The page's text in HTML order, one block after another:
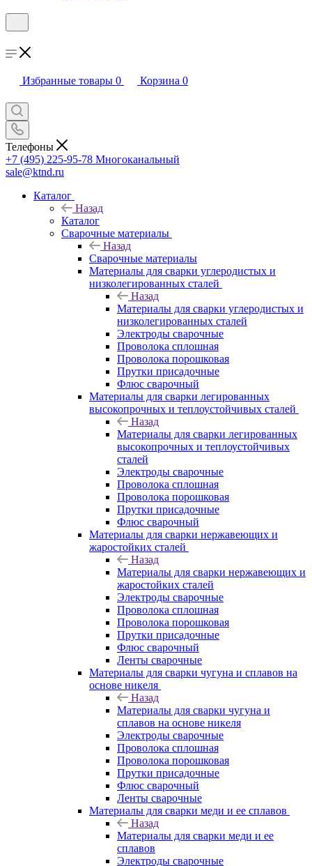
Избранные товары 0 Корзина 0
Телефоны
+7 (495) 225-95-78 Многоканальный
sale@ktnd.ru
Каталог
Назад
Каталог
Сварочные материалы
Назад
Сварочные материалы
Материалы для сварки углеродистых и
низколегированных сталей
Назад
Материалы для сварки углеродистых и
низколегированных сталей
Электроды сварочные
Проволока сплошная
Проволока порошковая
Прутки присадочные
Флюс сварочный
Материалы для сварки легированных
высокопрочных и теплоустойчивых сталей
Назад
Материалы для сварки легированных
высокопрочных и теплоустойчивых
сталей
Электроды сварочные
Проволока сплошная
Проволока порошковая
Прутки присадочные
Флюс сварочный
Материалы для сварки нержавеющих и
жаростойких сталей
Назад
Материалы для сварки нержавеющих и
жаростойких сталей
Электроды сварочные
Проволока сплошная
Проволока порошковая
Прутки присадочные
Флюс сварочный
Ленты сварочные
Материалы для сварки чугуна и сплавов на
основе никеля
Назад
Материалы для сварки чугуна и
сплавов на основе никеля
Электроды сварочные
Проволока сплошная
Проволока порошковая
Прутки присадочные
Флюс сварочный
Ленты сварочные
Материалы для сварки меди и ее сплавов
Назад
Материалы для сварки меди и ее
сплавов
Электроды сварочные